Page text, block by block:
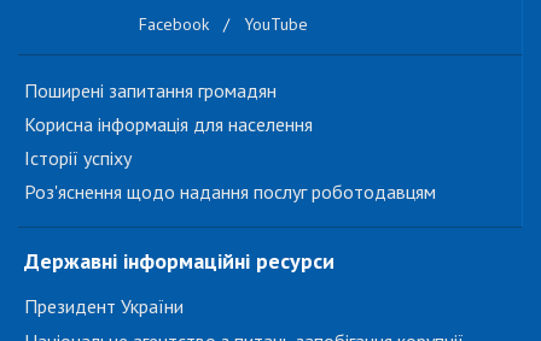
Facebook / YouTube
Поширені запитання громадян
Корисна інформація для населення
Історії успіху
Роз'яснення щодо надання послуг роботодавцям
Державні інформаційні ресурси
Президент України